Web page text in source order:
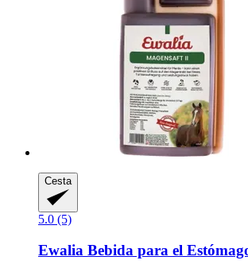
Cesta
5.0 (5)
Ewalia Bebida para el